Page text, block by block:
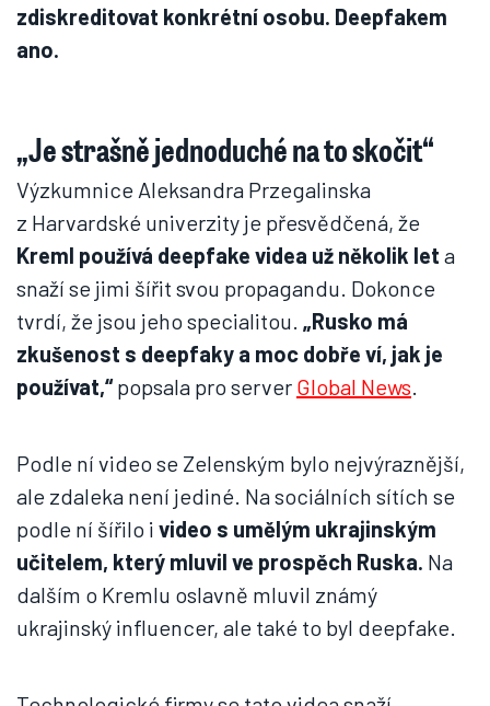
zdiskreditovat konkrétní osobu. Deepfakem
ano.
„Je strašně jednoduché na to skočit“
Výzkumnice Aleksandra Przegalinska
z Harvardské univerzity je přesvědčená, že
Kreml používá deepfake videa už několik let a
snaží se jimi šířit svou propagandu. Dokonce
tvrdí, že jsou jeho specialitou. „Rusko má
zkušenost s deepfaky a moc dobře ví, jak je
používat,“popsala pro server Global News.
Podle ní video se Zelenským bylo nejvýraznější,
ale zdaleka není jediné. Na sociálních sítích se
podle ní šířilo i video s umělým ukrajinským
učitelem, který mluvil ve prospěch Ruska. Na
dalším o Kremlu oslavně mluvil známý
ukrajinský influencer, ale také to byl deepfake.